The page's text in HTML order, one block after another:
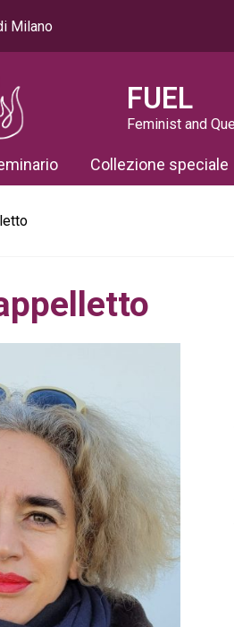
Milano
FUEL
Feminist and
Collezione speciale